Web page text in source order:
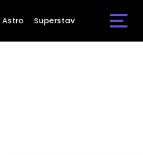
Astro Superstav